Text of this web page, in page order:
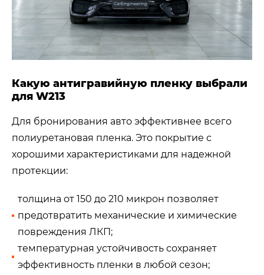
Какую антигравийную пленку выбрали
для W213
Для бронирования авто эффективнее всего
полиуретановая пленка. Это покрытие с
хорошими характеристиками для надежной
протекции:
толщина от 150 до 210 микрон позволяет
предотвратить механические и химические
повреждения ЛКП;
температурная устойчивость сохраняет
эффективность пленки в любой сезон;